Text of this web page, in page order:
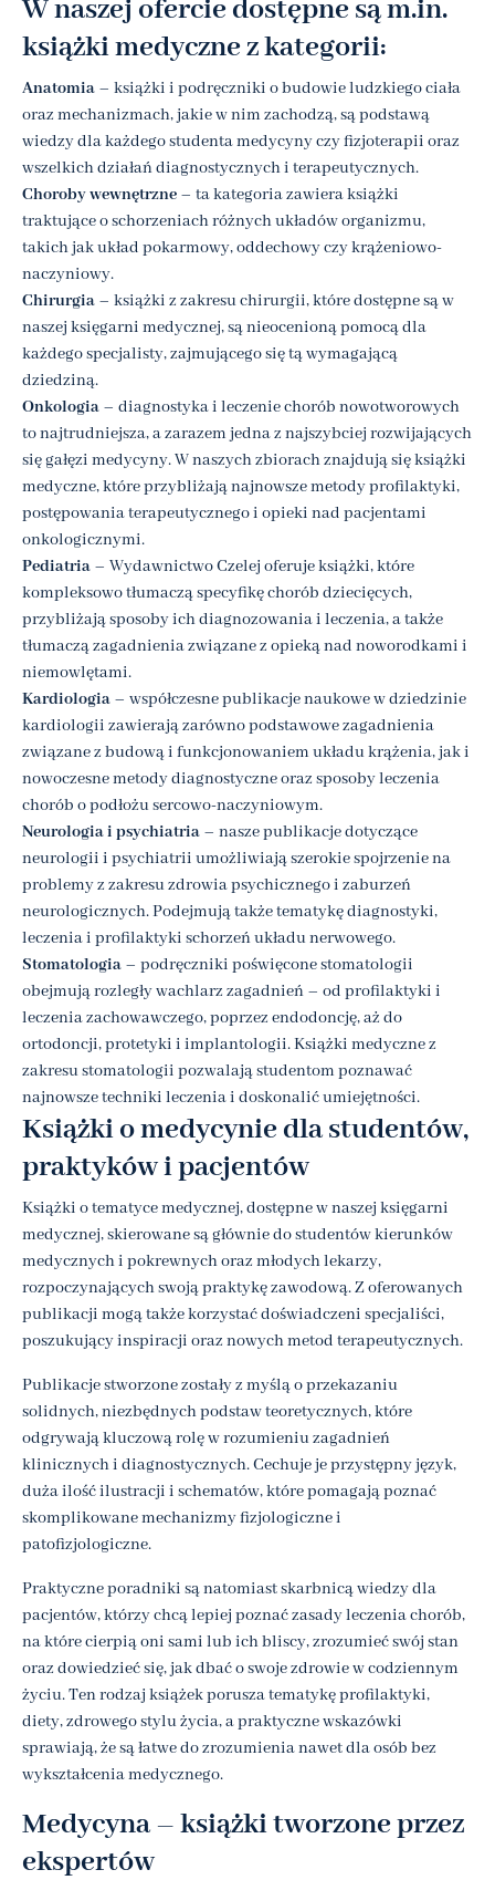
W naszej ofercie dostępne są m.in.
książki medyczne z kategorii:
Anatomia – książki i podręczniki o budowie ludzkiego ciała
oraz mechanizmach, jakie w nim zachodzą, są podstawą
wiedzy dla każdego studenta medycyny czy fizjoterapii oraz
wszelkich działań diagnostycznych i terapeutycznych.
Choroby wewnętrzne – ta kategoria zawiera książki
traktujące o schorzeniach różnych układów organizmu,
takich jak układ pokarmowy, oddechowy czy krążeniowo-
naczyniowy.
Chirurgia – książki z zakresu chirurgii, które dostępne są w
naszej księgarni medycznej, są nieocenioną pomocą dla
każdego specjalisty, zajmującego się tą wymagającą
dziedziną.
Onkologia – diagnostyka i leczenie chorób nowotworowych
to najtrudniejsza, a zarazem jedna z najszybciej rozwijających
się gałęzi medycyny. W naszych zbiorach znajdują się książki
medyczne, które przybliżają najnowsze metody profilaktyki,
postępowania terapeutycznego i opieki nad pacjentami
onkologicznymi.
Pediatria – Wydawnictwo Czelej oferuje książki, które
kompleksowo tłumaczą specyfikę chorób dziecięcych,
przybliżają sposoby ich diagnozowania i leczenia, a także
tłumaczą zagadnienia związane z opieką nad noworodkami i
niemowlętami.
Kardiologia – współczesne publikacje naukowe w dziedzinie
kardiologii zawierają zarówno podstawowe zagadnienia
związane z budową i funkcjonowaniem układu krążenia, jak i
nowoczesne metody diagnostyczne oraz sposoby leczenia
chorób o podłożu sercowo-naczyniowym.
Neurologia i psychiatria – nasze publikacje dotyczące
neurologii i psychiatrii umożliwiają szerokie spojrzenie na
problemy z zakresu zdrowia psychicznego i zaburzeń
neurologicznych. Podejmują także tematykę diagnostyki,
leczenia i profilaktyki schorzeń układu nerwowego.
Stomatologia – podręczniki poświęcone stomatologii
obejmują rozległy wachlarz zagadnień – od profilaktyki i
leczenia zachowawczego, poprzez endodoncję, aż do
ortodoncji, protetyki i implantologii. Książki medyczne z
zakresu stomatologii pozwalają studentom poznawać
najnowsze techniki leczenia i doskonalić umiejętności.
Książki o medycynie dla studentów,
praktyków i pacjentów
Książki o tematyce medycznej, dostępne w naszej księgarni
medycznej, skierowane są głównie do studentów kierunków
medycznych i pokrewnych oraz młodych lekarzy,
rozpoczynających swoją praktykę zawodową. Z oferowanych
publikacji mogą także korzystać doświadczeni specjaliści,
poszukujący inspiracji oraz nowych metod terapeutycznych.
Publikacje stworzone zostały z myślą o przekazaniu
solidnych, niezbędnych podstaw teoretycznych, które
odgrywają kluczową rolę w rozumieniu zagadnień
klinicznych i diagnostycznych. Cechuje je przystępny język,
duża ilość ilustracji i schematów, które pomagają poznać
skomplikowane mechanizmy fizjologiczne i
patofizjologiczne.
Praktyczne poradniki są natomiast skarbnicą wiedzy dla
pacjentów, którzy chcą lepiej poznać zasady leczenia chorób,
na które cierpią oni sami lub ich bliscy, zrozumieć swój stan
oraz dowiedzieć się, jak dbać o swoje zdrowie w codziennym
życiu. Ten rodzaj książek porusza tematykę profilaktyki,
diety, zdrowego stylu życia, a praktyczne wskazówki
sprawiają, że są łatwe do zrozumienia nawet dla osób bez
wykształcenia medycznego.
Medycyna – książki tworzone przez
ekspertów